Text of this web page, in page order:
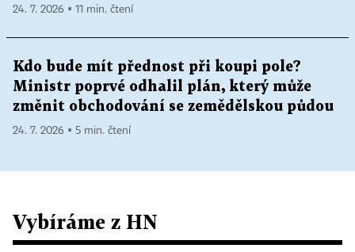
24. 7. 2026 ▪ 11 min. čtení
Kdo bude mít přednost při koupi pole?
Ministr poprvé odhalil plán, který může
změnit obchodování se zemědělskou půdou
24. 7. 2026 ▪ 5 min. čtení
Vybíráme z HN